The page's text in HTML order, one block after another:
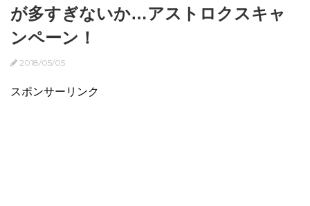
が多すぎないか…アストロクスキャ
ンペーン！
2018/05/05
スポンサーリンク